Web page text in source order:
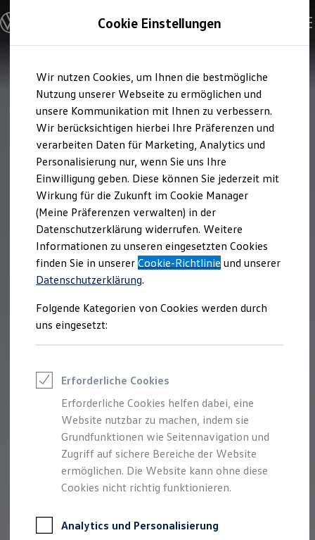
Hauptinhalt
springen
Footer
springen
Modelle & Konfigurator
Nutzfahrzeugkategorien entdecken
Modelle konfigurieren
Vorgängermodelle und Oldtimer
Vorgängermodelle
Oldtimer
Bulli Historie
Branchenlösungen & Gewerbekunden
Umbaulösungen und Hersteller finden
Auf- und Umbauten entdecken & konfigurieren
Groß- und Sonderkunden
Großkunden
Kommunen & Behörden
Journalisten
Sportvereine
Branchenlösungen
Bau & Handwerk
Gewerbliche Personenbeförderung
Service & mobile Werkstätten
Kurier, Logistik & Handel
Kühlfahrzeuge
Feuerwehr
ONE Business ID Vorteile
Fahrzeuge online kaufen
Digitaler Marktplatz
Kauf & Finanzierung
Online-Fahrzeugbewertung
Aktionen & Angebote
E-Auto-Förderung
Für Privatkunden
Für Gewerbekunden
Profi Paket
ProfiPartner für Gebrauchtwagen
Cookie Einstellungen
Wir nutzen Cookies, um Ihnen die bestmögliche
Nutzung unserer Webseite zu ermöglichen und
unsere Kommunikation mit Ihnen zu verbessern.
Wir berücksichtigen hierbei Ihre Präferenzen und
verarbeiten Daten für Marketing, Analytics und
Personalisierung nur, wenn Sie uns Ihre
Einwilligung geben. Diese können Sie jederzeit mit
Wirkung für die Zukunft im Cookie Manager
(Meine Präferenzen verwalten) in der
Datenschutzerklärung widerrufen. Weitere
Informationen zu unseren eingesetzten Cookies
finden Sie in unsererCookie-Richtlinie und unserer
Datenschutzerklärung.
Folgende Kategorien von Cookies werden durch
uns eingesetzt:
Erforderliche Cookies
Erforderliche Cookies helfen dabei, eine
Website nutzbar zu machen, indem sie
Grundfunktionen wie Seitennavigation und
Zugriff auf sichere Bereiche der Website
ermöglichen. Die Website kann ohne diese
Cookies nicht richtig funktionieren.
Analytics und Personalisierung